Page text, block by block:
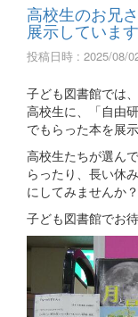
高校生のお兄
展示していま
投稿日時 : 2025/08/
子ども図書館では
高校生に、「自由
でもらった本を展
高校生たちが選ん
らったり、長い休
にしてみませんか？
子ども図書館でお